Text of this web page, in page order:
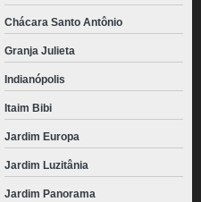
Chácara Santo Antônio
Granja Julieta
Indianópolis
Itaim Bibi
Jardim Europa
Jardim Luzitânia
Jardim Panorama